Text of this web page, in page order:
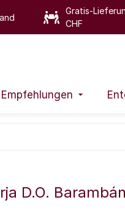
Gratis-
CHF
Empfehlungen
D.O.